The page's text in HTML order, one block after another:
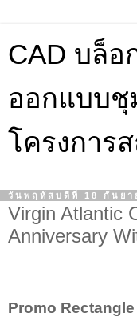
CAD บล็อ
ออกแบบชุ
โครงการ
วันพฤหัสบดีที่ 18 กันยา
Virgin Atlantic
Anniversary
Promo Rectangle